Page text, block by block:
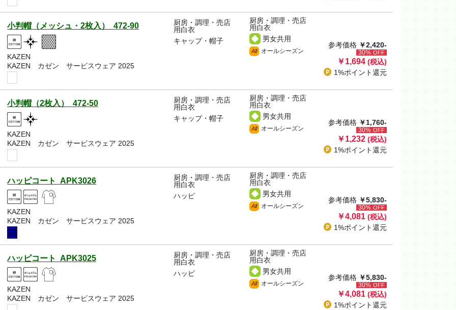
小判帽（メッシュ・2枚入） 472-90
KAZEN
KAZEN カゼン サービスウェア 2025
厨房・調理・売店
用白衣
キャップ・帽子
厨房・調理・売店
用白衣
男女共用
All オールシーズン
参考価格 ￥2,420-
30% OFF
￥1,694 (税込)
1%ポイント還元
小判帽（2枚入） 472-50
KAZEN
KAZEN カゼン サービスウェア 2025
厨房・調理・売店
用白衣
キャップ・帽子
厨房・調理・売店
用白衣
男女共用
All オールシーズン
参考価格 ￥1,760-
30% OFF
￥1,232 (税込)
1%ポイント還元
ハッピコート APK3026
KAZEN
KAZEN カゼン サービスウェア 2025
厨房・調理・売店
用白衣
ハッピ
厨房・調理・売店
用白衣
男女共用
All オールシーズン
参考価格 ￥5,830-
30% OFF
￥4,081 (税込)
1%ポイント還元
ハッピコート APK3025
KAZEN
KAZEN カゼン サービスウェア 2025
厨房・調理・売店
用白衣
ハッピ
厨房・調理・売店
用白衣
男女共用
All オールシーズン
参考価格 ￥5,830-
30% OFF
￥4,081 (税込)
1%ポイント還元